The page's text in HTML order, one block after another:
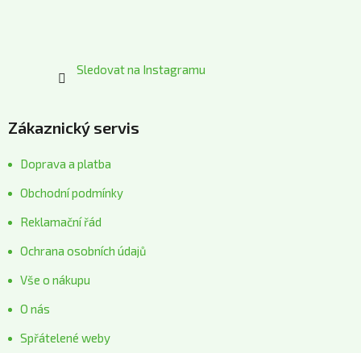
Sledovat na Instagramu
Zákaznický servis
Doprava a platba
Obchodní podmínky
Reklamační řád
Ochrana osobních údajů
Vše o nákupu
O nás
Spřátelené weby